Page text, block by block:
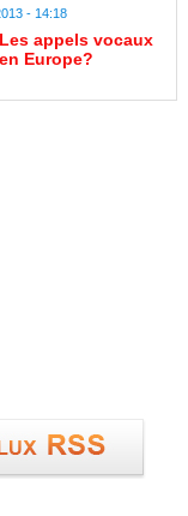
- 14:18
appels vocaux
Europe?